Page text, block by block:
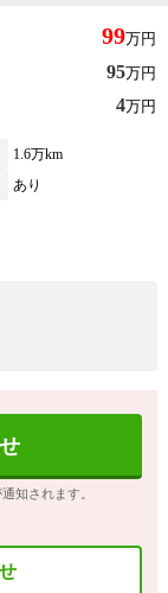
99万円
95万円
4万円
1.6万km
あり
知されます。